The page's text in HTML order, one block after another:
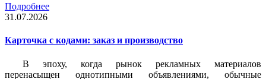
Подробнее
31.07.2026
Карточка c кодами: заказ и производство
В эпоху, когда рынок рекламных материалов
перенасыщен однотипными объявлениями, обычные